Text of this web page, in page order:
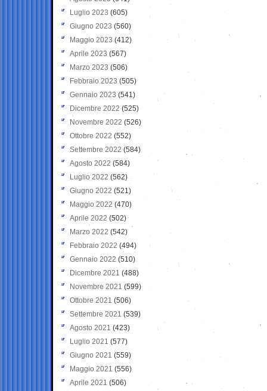
Luglio 2023 (605)
Giugno 2023 (560)
Maggio 2023 (412)
Aprile 2023 (567)
Marzo 2023 (506)
Febbraio 2023 (505)
Gennaio 2023 (541)
Dicembre 2022 (525)
Novembre 2022 (526)
Ottobre 2022 (552)
Settembre 2022 (584)
Agosto 2022 (584)
Luglio 2022 (562)
Giugno 2022 (521)
Maggio 2022 (470)
Aprile 2022 (502)
Marzo 2022 (542)
Febbraio 2022 (494)
Gennaio 2022 (510)
Dicembre 2021 (488)
Novembre 2021 (599)
Ottobre 2021 (506)
Settembre 2021 (539)
Agosto 2021 (423)
Luglio 2021 (577)
Giugno 2021(559)
Maggio 2021 (556)
Aprile 2021 (506)